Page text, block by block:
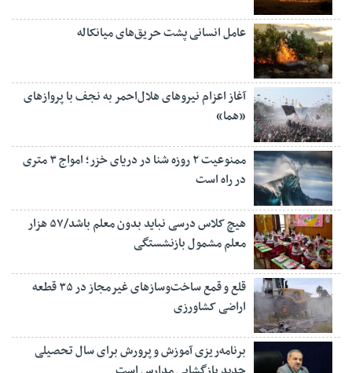
عامل انسانی پشت حریق‌های میانکاله
آغاز اعزام نیروهای هلال‌احمر به نجف با پروازهای
«هما»
ممنوعیت ۲ روزه شنا در دریای خزر؛ امواج ۳ متری
در راه است
هیچ کلاس درسی نباید بدون معلم باشد/۵۷ هزار
معلم مشمول بازنشستگی
قلع و قمع ساخت‌وسازهای غیرمجاز در ۳۵ قطعه
اراضی کشاورزی
برنامه‌ریزی آموزش و پرورش برای سال تحصیلی